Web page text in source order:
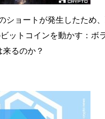
ショートが発生したため
ットコインを動かす：ボ
るのか？